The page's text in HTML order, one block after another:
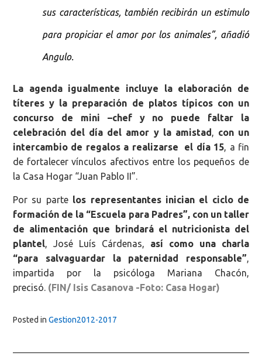
sus características, también recibirán un estimulo
para propiciar el amor por los animales”, añadió
Angulo.
La agenda igualmente incluye la elaboración de
títeres y la preparación de platos típicos con un
concurso de mini –chef y no puede faltar la
celebración del día del amor y la amistad
con un
intercambio de regalos a realizarse el día 15 , a fin
de fortalecer vínculos afectivos entre los pequeños de
la Casa Hogar “Juan Pablo II”.
Por su parte los representantes inician el ciclo de
formación de la “Escuela para Padres”, con un taller
de alimentación que brindará el nutricionista del
plantel, José Luís Cárdenas, así como
una charla
“para salvaguardar la paternidad responsable”,
impartida por la psicóloga Mariana Chacón,
precisó. (FIN/ Isis Casanova -Foto: Casa Hogar)
Posted in Gestion2012-2017